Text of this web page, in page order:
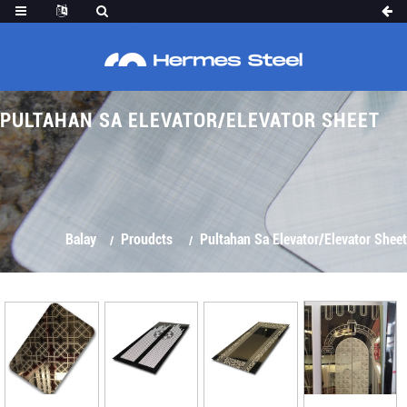
PULTAHAN SA ELEVATOR/ELEVATOR SHEET
Balay Proudcts Pultahan Sa Elevator/Elevator Sheet